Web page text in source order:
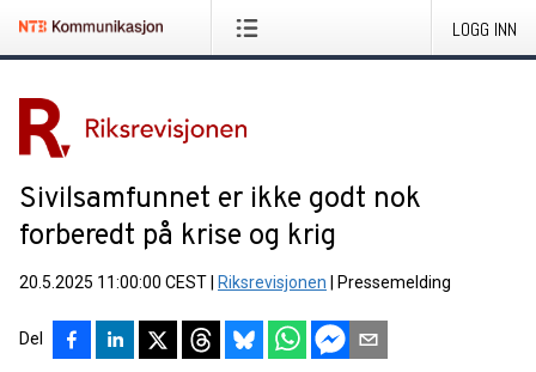
LOGG INN
Sivilsamfunnet er ikke godt nok
forberedt på krise og krig
20.5.2025 11:00:00 CEST Riksrevisjonen Pressemelding
Del